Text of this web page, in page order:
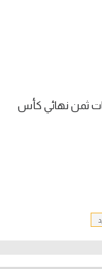
ثمن نهائي كأس